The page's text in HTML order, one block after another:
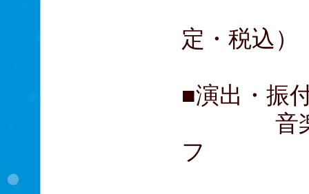
定・税込）
■演出・振
音楽：
フ